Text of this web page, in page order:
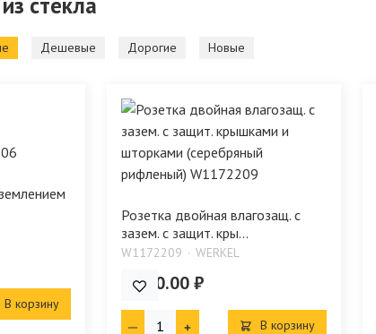
Дешевые Дорогие Новые
В корзину
Розетка двойная влагозащ. с
зазем. с защит. кры...
W1172209 WERKEL
1 680.00 ₽
В корзину